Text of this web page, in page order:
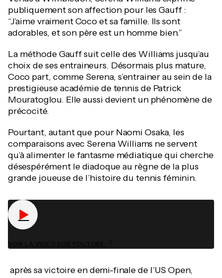
publiquement son affection pour les Gauff :
“J’aime vraiment Coco et sa famille. Ils sont
adorables, et son père est un homme bien.”
La méthode Gauff suit celle des Williams jusqu’au
choix de ses entraineurs. Désormais plus mature,
Coco part, comme Serena, s’entrainer au sein de la
prestigieuse académie de tennis de Patrick
Mouratoglou. Elle aussi devient un phénomène de
précocité.
Pourtant, autant que pour Naomi Osaka, les
comparaisons avec Serena Williams ne servent
qu’à alimenter le fantasme médiatique qui cherche
désespérément le diadoque au règne de la plus
grande joueuse de l’histoire du tennis féminin.
▶
VOIR LA VIDÉO SUR YOUTUBE
après sa victoire en demi-finale de l’US Open,